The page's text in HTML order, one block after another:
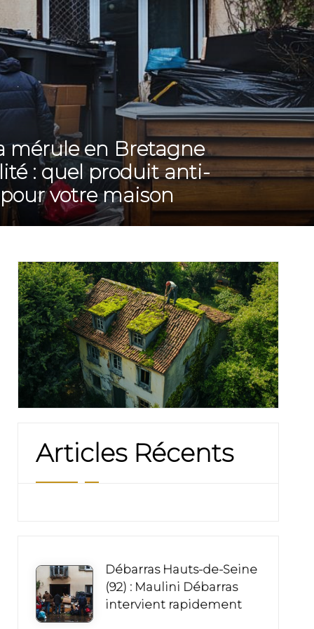
mérule en Bretagne
: quel produit anti-
votre maison
Articles Récents
Débarras Hauts-de-Seine
(92) : Maulini Débarras
intervient rapidement